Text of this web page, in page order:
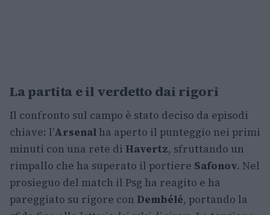
La partita e il verdetto dai rigori
Il confronto sul campo è stato deciso da episodi
chiave: l’Arsenal ha aperto il punteggio nei primi
minuti con una rete di Havertz, sfruttando un
rimpallo che ha superato il portiere Safonov. Nel
prosieguo del match il Psg ha reagito e ha
pareggiato su rigore con Dembélé, portando la